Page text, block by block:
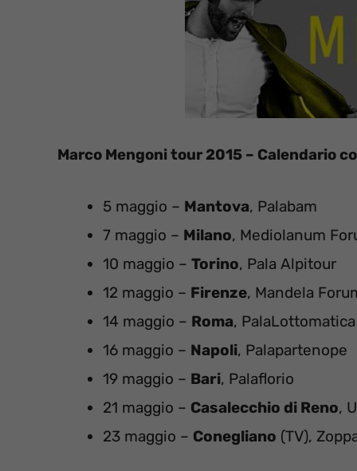
Marco Mengoni tour 2015 – Calendario
5 maggio – Mantova, Palabam
7 maggio – Milano, Mediolanum
10 maggio – Torino, Pala Alpitour
12 maggio – Firenze, Mandela
14 maggio – Roma, PalaLottomatica
16 maggio – Napoli, Palapartenope
19 maggio – Bari, Palaflorio
21 maggio – Casalecchio di Reno,
23 maggio – Conegliano (TV),